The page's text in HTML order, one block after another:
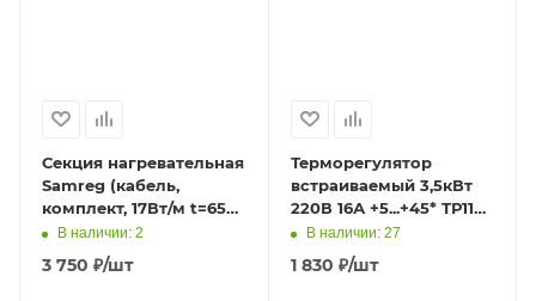
Секция нагревательная
Samreg (кабель,
комплект, 17Вт/м t=65С*
220В 7метров) Pipe
Warm-7-119
В наличии: 2
3 750 ₽/шт
Терморегулятор
встраиваемый 3,5кВт
220В 16А +5...+45* ТР110
(НК) с датчиком белый
В наличии: 27
1 830 ₽/шт